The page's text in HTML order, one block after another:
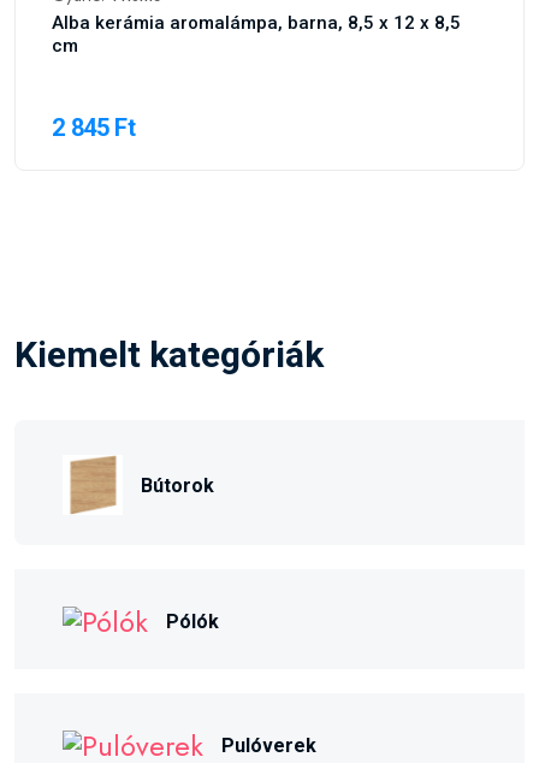
Alba kerámia aromalámpa, barna, 8,5 x 12 x 8,5
cm
2 845 Ft
Kiemelt kategóriák
Bútorok
Pólók
Pulóverek